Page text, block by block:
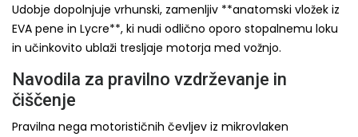
Udobje dopolnjuje vrhunski, zamenljiv **anatomski vložek iz
EVA pene in Lycre**, ki nudi odlično oporo stopalnemu loku
in učinkovito ublaži tresljaje motorja med vožnjo.
Navodila za pravilno vzdrževanje in
čiščenje
Pravilna nega motorističnih čevljev iz mikrovlaken